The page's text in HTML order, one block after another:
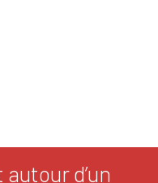
d’un